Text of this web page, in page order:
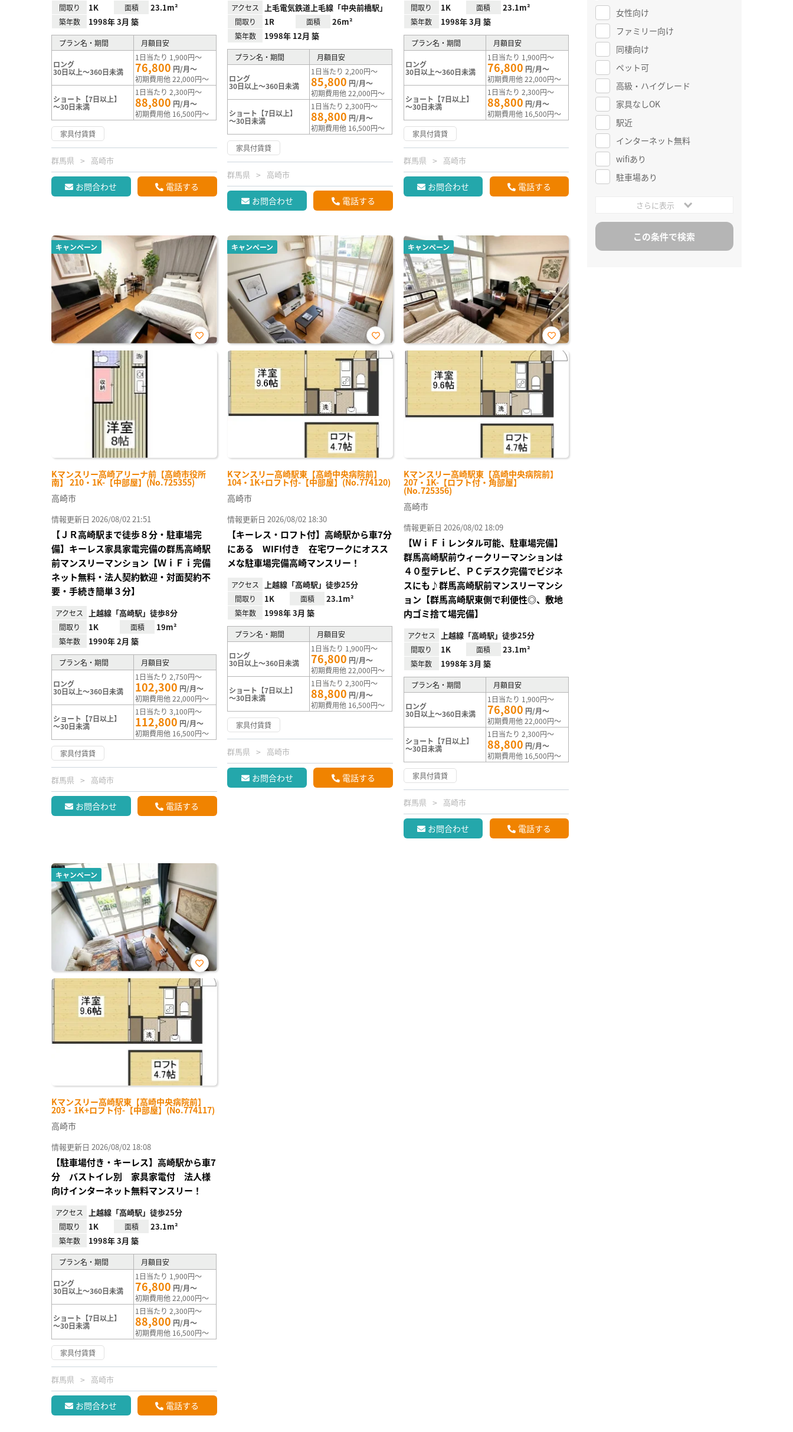
間取り 1K 面積 23.1m²
築年数 1998年 3月 築
プラン名・期間 月額目安
ロング
30日以上～360日未満
1日当たり 1,900円～
76,800 円/月～
初期費用他 22,000円～
ショート【7日以上】
～30日未満
1日当たり 2,300円～
88,800 円/月～
初期費用他 16,500円～
家具付賃貸
群馬県 高崎市
お問合わせ 電話する
アクセス 上毛電気鉄道上毛線「中央前橋駅」
間取り 1R 面積 26m²
築年数 1998年 12月 築
プラン名・期間 月額目安
ロング
30日以上～360日未満
1日当たり 2,200円～
85,800 円/月～
初期費用他 22,000円～
ショート【7日以上】
～30日未満
1日当たり 2,300円～
88,800 円/月～
初期費用他 16,500円～
家具付賃貸
群馬県 高崎市
お問合わせ 電話する
間取り 1K 面積 23.1m²
築年数 1998年 3月 築
プラン名・期間 月額目安
ロング
30日以上～360日未満
1日当たり 1,900円～
76,800 円/月～
初期費用他 22,000円～
ショート【7日以上】
～30日未満
1日当たり 2,300円～
88,800 円/月～
初期費用他 16,500円～
家具付賃貸
群馬県 高崎市
お問合わせ 電話する
キャンペーン
Kマンスリー高崎アリーナ前【高崎市役所
南】 210・1K-【中部屋】(No.725355)
お気
高崎市
情報更新日 2026/08/02 21:51
【ＪＲ高崎駅まで徒歩８分・駐車場完
備】キーレス家具家電完備の群馬高崎駅
前マンスリーマンション【ＷｉＦｉ完備
ネット無料・法人契約歓迎・対面契約不
要・手続き簡単３分】
アクセス 上越線「高崎駅」徒歩8分
間取り 1K 面積 19m²
築年数 1990年 2月 築
プラン名・期間 月額目安
ロング
30日以上～360日未満
1日当たり 2,750円～
102,300 円/月～
初期費用他 22,000円～
ショート【7日以上】
～30日未満
1日当たり 3,100円～
112,800 円/月～
初期費用他 16,500円～
家具付賃貸
群馬県 高崎市
お問合わせ 電話する
キャンペーン
Kマンスリー高崎駅東【高崎中央病院前】
104・1K+ロフト付-【中部屋】(No.774120)
お気
に入
録
高崎市
情報更新日 2026/08/02 18:30
【キーレス・ロフト付】高崎駅から車7分
にある WIFI付き 在宅ワークにオスス
メな駐車場完備高崎マンスリー！
アクセス 上越線「高崎駅」徒歩25分
間取り 1K 面積 23.1m²
築年数 1998年 3月 築
プラン名・期間 月額目安
ロング
30日以上～360日未満
1日当たり 1,900円～
76,800 円/月～
初期費用他 22,000円～
ショート【7日以上】
～30日未満
1日当たり 2,300円～
88,800 円/月～
初期費用他 16,500円～
家具付賃貸
群馬県 高崎市
お問合わせ 電話する
キャンペーン
Kマンスリー高崎駅東【高崎中央病院前】
207・1K-【ロフト付・角部屋】
(No.725356)
お気
に入
り登
録
高崎市
情報更新日 2026/08/02 18:09
【ＷｉＦｉレンタル可能、駐車場完備】
群馬高崎駅前ウィークリーマンションは
４０型テレビ、ＰＣデスク完備でビジネ
スにも♪群馬高崎駅前マンスリーマンシ
ョン【群馬高崎駅東側で利便性◎、敷地
内ゴミ捨て場完備】
アクセス 上越線「高崎駅」徒歩25分
間取り 1K 面積 23.1m²
築年数 1998年 3月 築
プラン名・期間 月額目安
ロング
30日以上～360日未満
1日当たり 1,900円～
76,800 円/月～
初期費用他 22,000円～
ショート【7日以上】
～30日未満
1日当たり 2,300円～
88,800 円/月～
初期費用他 16,500円～
家具付賃貸
群馬県 高崎市
お問合わせ 電話する
キャンペーン
Kマンスリー高崎駅東【高崎中央病院前】
203・1K+ロフト付-【中部屋】(No.774117)
お気
に入
録
高崎市
情報更新日 2026/08/02 18:08
【駐車場付き・キーレス】高崎駅から車7
分 バストイレ別 家具家電付 法人様
向けインターネット無料マンスリー！
アクセス 上越線「高崎駅」徒歩25分
間取り 1K 面積 23.1m²
築年数 1998年 3月 築
プラン名・期間 月額目安
ロング
30日以上～360日未満
1日当たり 1,900円～
76,800 円/月～
初期費用他 22,000円～
ショート【7日以上】
～30日未満
1日当たり 2,300円～
88,800 円/月～
初期費用他 16,500円～
家具付賃貸
群馬県 高崎市
お問合わせ 電話する
女性向け
ファミリー向け
同棲向け
ペット可
高級・ハイグレード
家具なしOK
駅近
インターネット無料
wifiあり
駐車場あり
さらに表示